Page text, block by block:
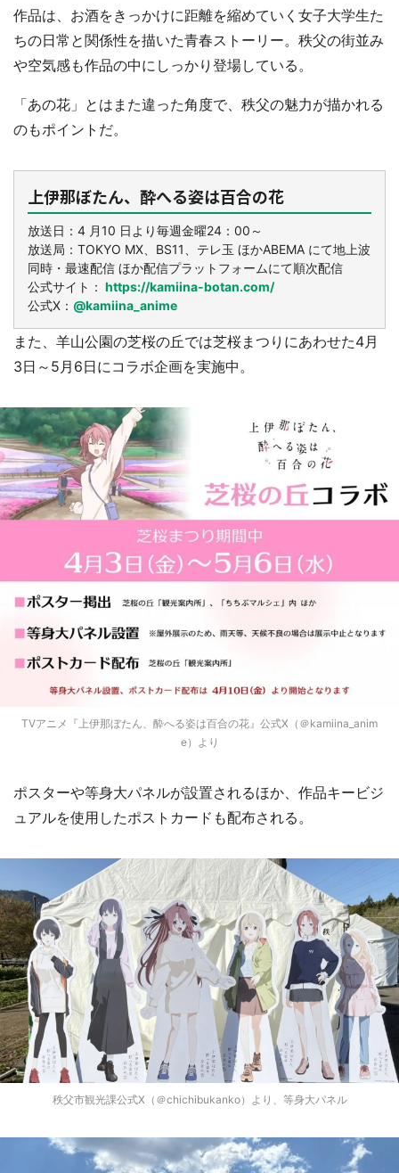
選択する
作品は、お酒をきっかけに距離を縮めていく女子大学生た
ちの日常と関係性を描いた青春ストーリー。秩父の街並み
や空気感も作品の中にしっかり登場している。
「あの花」とはまた違った角度で、秩父の魅力が描かれる
のもポイントだ。
上伊那ぼたん、酔へる姿は百合の花
放送日：4 月10 日より毎週金曜24：00～
放送局：TOKYO MX、BS11、テレ玉 ほかABEMA にて地上波
同時・最速配信 ほか配信プラットフォームにて順次配信
公式サイト： https://kamiina-botan.com/
公式X： @kamiina_anime
また、羊山公園の芝桜の丘では芝桜まつりにあわせた4月
3日～5月6日にコラボ企画を実施中。
TVアニメ『上伊那ぼたん、酔へる姿は百合の花』公式X（＠kamiina_anim
e）より
ポスターや等身大パネルが設置されるほか、作品キービジ
ュアルを使用したポストカードも配布される。
秩父市観光課公式X（＠chichibukanko）より、等身大パネル